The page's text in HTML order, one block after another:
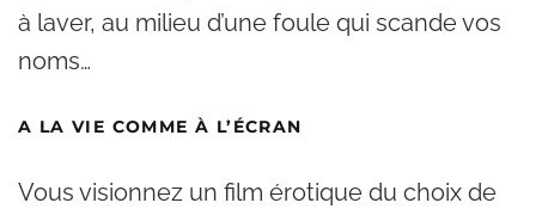
à laver, au milieu d’une foule qui scande vos
noms…
A LA VIE COMME À L’ÉCRAN
Vous visionnez un film érotique du choix de